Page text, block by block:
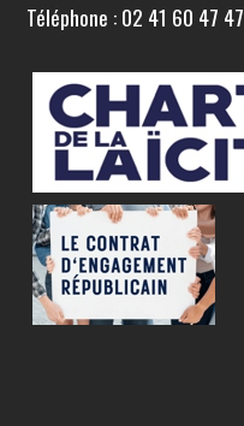
Téléphone : 02 41 60 47 47